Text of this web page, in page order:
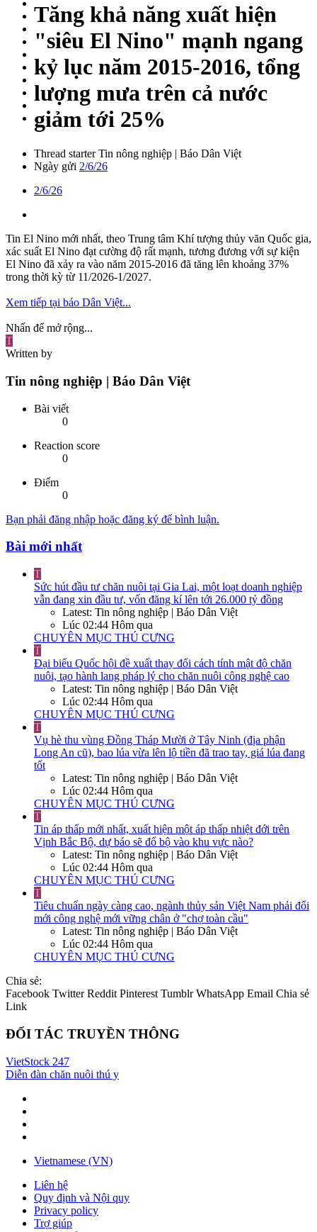
Tăng khả năng xuất hiện
"siêu El Nino" mạnh ngang
kỷ lục năm 2015-2016, tổng
lượng mưa trên cả nước
giảm tới 25%
Thread starter Tin nông nghiệp | Báo Dân Việt
Ngày gửi 2/6/26
2/6/26
Tin El Nino mới nhất, theo Trung tâm Khí tượng thủy văn Quốc gia,
xác suất El Nino đạt cường độ rất mạnh, tương đương với sự kiện
El Nino đã xảy ra vào năm 2015-2016 đã tăng lên khoảng 37%
trong thời kỳ từ 11/2026-1/2027.
Xem tiếp tại báo Dân Việt...
Nhấn để mở rộng...
T
Written by
Tin nông nghiệp | Báo Dân Việt
Bài viết
0
Reaction score
0
Điểm
0
Bạn phải đăng nhập hoặc đăng ký để bình luận.
Bài mới nhất
T
Sức hút đầu tư chăn nuôi tại Gia Lai, một loạt doanh nghiệp
vẫn đang xin đầu tư, vốn đăng kí lên tới 26.000 tỷ đồng
Latest: Tin nông nghiệp | Báo Dân Việt
Lúc 02:44 Hôm qua
CHUYÊN MỤC THÚ CƯNG
T
Đại biểu Quốc hội đề xuất thay đổi cách tính mật độ chăn
nuôi, tạo hành lang pháp lý cho chăn nuôi công nghệ cao
Latest: Tin nông nghiệp | Báo Dân Việt
Lúc 02:44 Hôm qua
CHUYÊN MỤC THÚ CƯNG
T
Vụ hè thu vùng Đồng Tháp Mười ở Tây Ninh (địa phận
Long An cũ), bao lúa vừa lên lộ tiền đã trao tay, giá lúa đang
tốt
Latest: Tin nông nghiệp | Báo Dân Việt
Lúc 02:44 Hôm qua
CHUYÊN MỤC THÚ CƯNG
T
Tin áp thấp mới nhất, xuất hiện một áp thấp nhiệt đới trên
Vịnh Bắc Bộ, dự báo sẽ đổ bộ vào khu vực nào?
Latest: Tin nông nghiệp | Báo Dân Việt
Lúc 02:44 Hôm qua
CHUYÊN MỤC THÚ CƯNG
T
Tiêu chuẩn ngày càng cao, ngành thủy sản Việt Nam phải đổi
mới công nghệ mới vững chân ở "chợ toàn cầu"
Latest: Tin nông nghiệp | Báo Dân Việt
Lúc 02:44 Hôm qua
CHUYÊN MỤC THÚ CƯNG
Chia sẻ:
Facebook Twitter Reddit Pinterest Tumblr WhatsApp Email Chia sẻ
Link
ĐỐI TÁC TRUYỀN THÔNG
VietStock 247
Diễn đàn chăn nuôi thú y
Vietnamese (VN)
Liên hệ
Quy định và Nội quy
Privacy policy
Trợ giúp